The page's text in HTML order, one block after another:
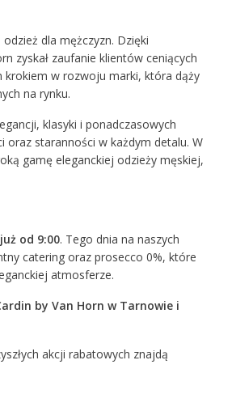
dla mężczyzn. Dzięki
zyskał zaufanie klientów ceniących
krokiem w rozwoju marki, która dąży
na rynku.
klasyki i ponadczasowych
oraz staranności w każdym detalu. W
gamę eleganckiej odzieży męskiej,
od 9:00. Tego dnia na naszych
catering oraz prosecco 0%, które
atmosferze.
by Van Horn w Tarnowie i
akcji rabatowych znajdą